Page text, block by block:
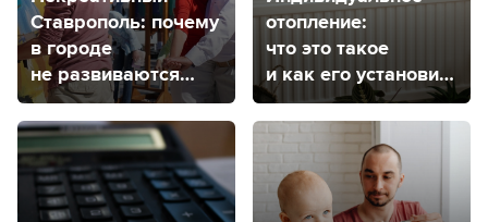
Ставрополь: почему
в городе
не развиваются
творческие
кластеры?
отопление:
что это такое
и как его установить
в Ставрополе?